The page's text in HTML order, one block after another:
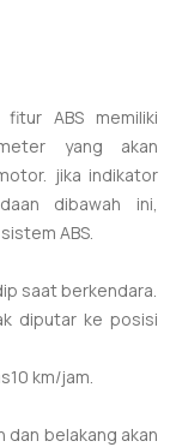
ABS memiliki
yang akan
jika indikator
dibawah ini,
ABS.
saat berkendara.
diputar ke posisi
km/jam.
dan belakang akan